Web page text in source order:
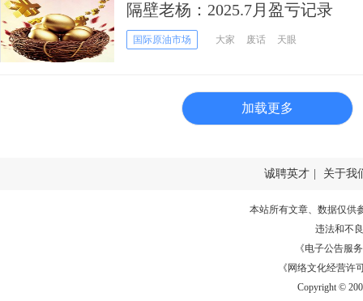
隔壁老杨：2025.7月盈亏记录
国际原油市场 大家 废话 天眼
加载更多
诚聘英才 关于我
本站所有文章、数据仅供
违法和不
《电子公告服务
《网络文化经营许
Copyright ©